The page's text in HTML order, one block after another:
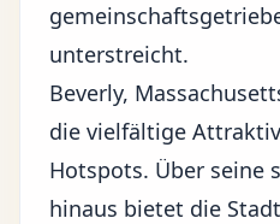
unterstreicht.
Beverly,
die vielfältige
Hotspots. Über seine
hinaus bietet die